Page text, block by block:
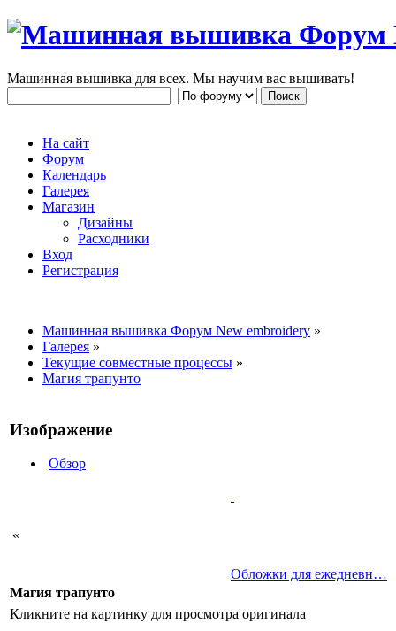
Машинная вышивка для всех. Мы научим вас вышивать!
На сайт
Форум
Календарь
Галерея
Магазин
Дизайны
Расходники
Вход
Регистрация
Машинная вышивка Форум New embroidery »
Галерея »
Текущие совместные процессы »
Магия трапунто
Изображение
Обзор
«
Обложки для ежедневн…
Магия трапунто
Кликните на картинку для просмотра оригинала